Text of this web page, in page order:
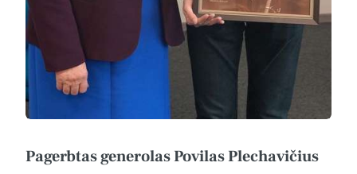
Pagerbtas generolas Povilas Plechavičius